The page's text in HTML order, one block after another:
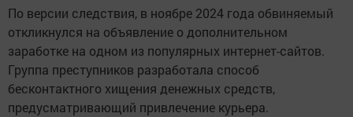
По версии следствия, в ноябре 2024 года обвиняемый
откликнулся на объявление о дополнительном
заработке на одном из популярных интернет-сайтов.
Группа преступников разработала способ
бесконтактного хищения денежных средств,
предусматривающий привлечение курьера.